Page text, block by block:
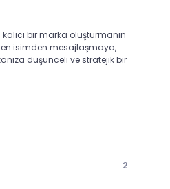
bir marka oluşturmanın
isimden mesajlaşmaya,
düşünceli ve stratejik bir
2